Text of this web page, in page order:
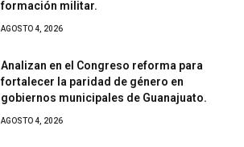
formación militar.
AGOSTO 4, 2026
Analizan en el Congreso reforma para
fortalecer la paridad de género en
gobiernos municipales de Guanajuato.
AGOSTO 4, 2026